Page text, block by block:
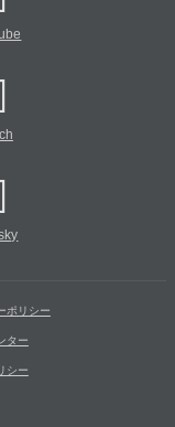
ポリシー
ター
シー